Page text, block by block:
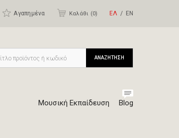
Αγαπημένα Καλάθι (0) ΕΛ ΕΝ
Μουσική Εκπαίδευση Blog
ΑΝΑΖΗΤΗΣΗ